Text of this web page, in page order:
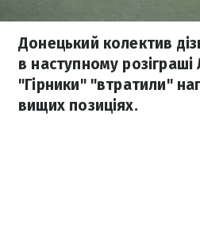
Донецький колектив
в наступному розіграші
"Гірники" "втратили"
вищих позиціях.